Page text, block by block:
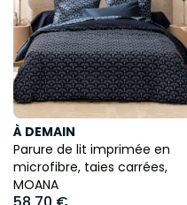
À DEMAIN
Parure de lit imprimée en
microfibre, taies carrées,
MOANA